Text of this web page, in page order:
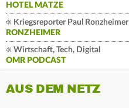
HOTEL MATZE
Kriegsreporter Paul Ronzheimer
RONZHEIMER
Wirtschaft, Tech, Digital
OMR PODCAST
AUS DEM NETZ